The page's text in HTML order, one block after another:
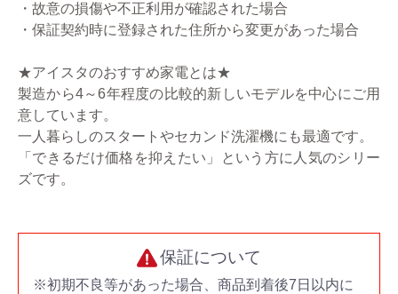
・故意の損傷や不正利用が確認された場合
・保証契約時に登録された住所から変更があった場合
★アイスタのおすすめ家電とは★
製造から4～6年程度の比較的新しいモデルを中心にご用
意しています。
一人暮らしのスタートやセカンド洗濯機にも最適です。
「できるだけ価格を抑えたい」という方に人気のシリー
ズです。
保証について
※初期不良等があった場合、商品到着後7日以内に